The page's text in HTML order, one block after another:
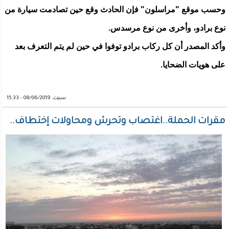
وحسب موقع "مراسلون" فإن الحادث وقع حين تصادمت سيارة من
نوع برادو، وأخرى من نوع مرسدس.
وأكد المصدر أن كل ركاب برادو توفوا في حين لم يتم التعرف بعد
على هويات الضحايا.
سبت, 08/06/2019 - 15:33
مقرات الحملة..اغتصاب وتحرش ومحاولات إختطاف..